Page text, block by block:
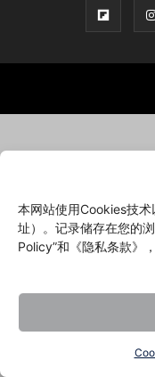
本网站使用Cookies技
址）。记录储存在您的
Policy”和《隐私条款》